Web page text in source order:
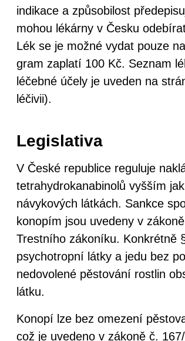
indikace a způsobilost
mohou lékárny v Česku
Lék se je možné vydat pouze
gram zaplatí 100 Kč. Seznam
léčebné účely je uveden na
léčivii).
Legislativa
V České republice reguluje
tetrahydrokanabinolů vyšším
návykových látkách. Sankce
konopím jsou uvedeny v
Trestního zákoníku. Konkrétně
psychotropní látky a jedu bez
nedovolené pěstování rostlin
látku.
Konopí lze bez omezení
což je uvedeno v zákoně č.